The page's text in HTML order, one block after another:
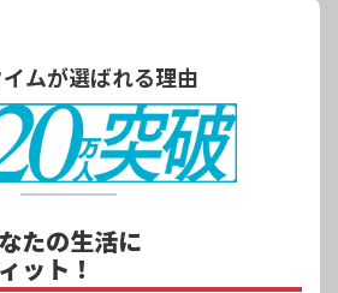
ムが選ばれる理由
たの生活に
ット！